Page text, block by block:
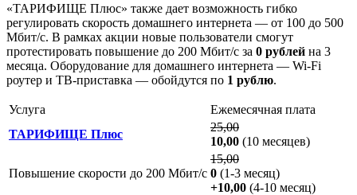
«ТАРИФИЩЕ Плюс» также дает возможность гибко
регулировать скорость домашнего интернета — от 100 до 500
Мбит/с. В рамках акции новые пользователи смогут
протестировать повышение до 200 Мбит/с за 0 рублей на 3
месяца. Оборудование для домашнего интернета — Wi-Fi
роутер и ТВ-приставка — обойдутся по 1 рублю.
Услуга
Ежемесячная плата
ТАРИФИЩЕ Плюс
25,00
10,00 (10 месяцев)
Повышение скорости до 200 Мбит/с
15,00
0 (1-3 месяц)
+10,00 (4-10 месяц)